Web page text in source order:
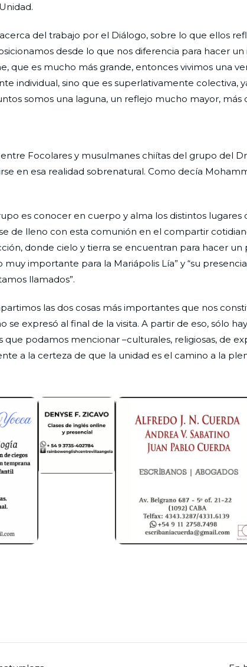
del trabajo por el Diálogo, sobre lo que ellos
desde lo que nos diferencia para hacer
que es mucho más grande, entonces vivimos una
individual, sino que es superlativamente colectiva,
somos una laguna, un reflejo mucho mayor, más
Focolares y musulmanes chiítas del grupo del
en esa realidad sobrenatural. Como decía
es conocer en cuerpo y alma los distintos lugares
de lleno con esta comunión en el compartir
donde cielo y tierra se encuentran para hacer un
muy importante para la Mariápolis Lía” y “su
llamados”.
las dos cosas más importantes que nos
se expresó al final de la visita. A partir de eso, sólo
podamos mencionar –culturales, religiosas, de
a la certeza de que la unidad es el camino a la